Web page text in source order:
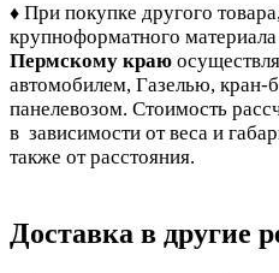
♦ При покупке другого
крупноформатного материала
Пермскому краю
автомобилем, Газелью, кран-
панелевозом. Стоимость
в зависимости от веса и
также от расстояния.
Доставка в другие